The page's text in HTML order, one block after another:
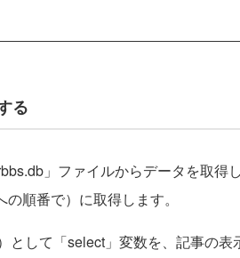
る
」ファイルからデータを取得
順番で）に取得します。
して「select」変数を、記事の表